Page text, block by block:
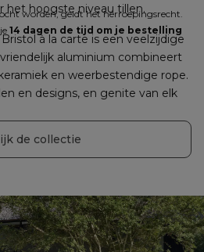
worden, geldt het herroepingsrecht.
14 dagen de tijd om je bestelling
het hoogste niveau tillen.
à la carte is een veelzijdige
aluminium combineert
en weerbestendige rope.
en designs, en genite van elk
de collectie